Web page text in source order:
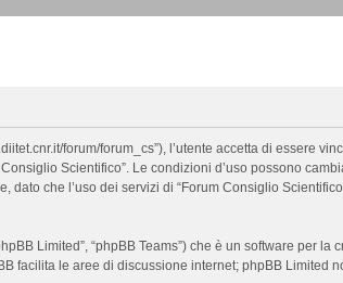
forum/forum_cs”), l’utente accetta di essere
Scientifico”. Le condizioni d’uso possono
che l’uso dei servizi di “Forum Consiglio
Limited”, “phpBB Teams”) che è un software per
facilita le aree di discussione internet; phpBB Limited